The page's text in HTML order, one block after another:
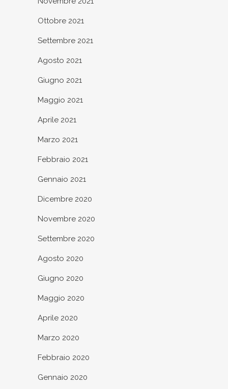
Ottobre 2021
Settembre 2021
Agosto 2021
Giugno 2021
Maggio 2021
Aprile 2021
Marzo 2021
Febbraio 2021
Gennaio 2021
Dicembre 2020
Novembre 2020
Settembre 2020
Agosto 2020
Giugno 2020
Maggio 2020
Aprile 2020
Marzo 2020
Febbraio 2020
Gennaio 2020